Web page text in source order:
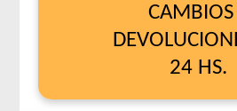
Pro Plan Perro Reduce Calorie
Pro Plan Perro Reduce Calorie Adulto
Pro Plan Perro Veterinary Diets
CAMBIOS
24 HS.